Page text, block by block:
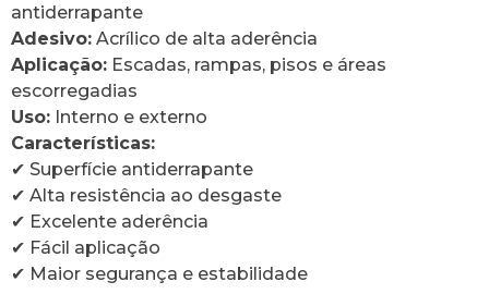
antiderrapante
Adesivo: Acrílico de alta aderência
Aplicação: Escadas, rampas, pisos e áreas
escorregadias
Uso: Interno e externo
Características:
✔ Superfície antiderrapante
✔ Alta resistência ao desgaste
✔ Excelente aderência
✔ Fácil aplicação
✔ Maior segurança e estabilidade